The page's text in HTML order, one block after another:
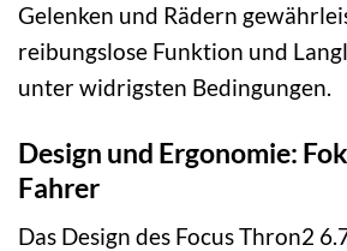
Gelenken und Rädern
reibungslose Funktion und
unter widrigsten Bedingungen.
Design und Ergonomie:
Fahrer
Das Design des Focus Thron2